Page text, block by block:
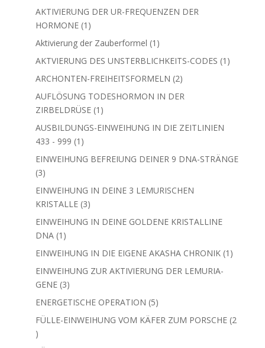
Produkt
AKTIVIERUNG DER UR-FREQUENZEN DER
HORMONE 1 1
Produkt
Aktivierung der Zauberformel 1 1
Produkt
AKTVIERUNG DES UNSTERBLICHKEITS-CODES 1 1
ARCHONTEN-FREIHEITSFORMELN 22
Produkte
AUFLÖSUNG TODESHORMON IN DER
ZIRBELDRÜSE 1 1
Produkt
AUSBILDUNGS-EINWEIHUNG IN DIE ZEITLINIEN
433 - 999 1 1
Produkt
EINWEIHUNG BEFREIUNG DEINER 9 DNA-STRÄNGE
33
Produkte
EINWEIHUNG IN DEINE 3 LEMURISCHEN
KRISTALLE 33
Produkte
EINWEIHUNG IN DEINE GOLDENE KRISTALLINE
DNA 1 1
Produkt
EINWEIHUNG IN DIE EIGENE AKASHA CHRONIK 1 1
EINWEIHUNG ZUR AKTIVIERUNG DER LEMURIA-
GENE 33
Produkte
ENERGETISCHE OPERATION 55
Produkte
FÜLLE-EINWEIHUNG VOM KÄFER ZUM PORSCHE 2
2